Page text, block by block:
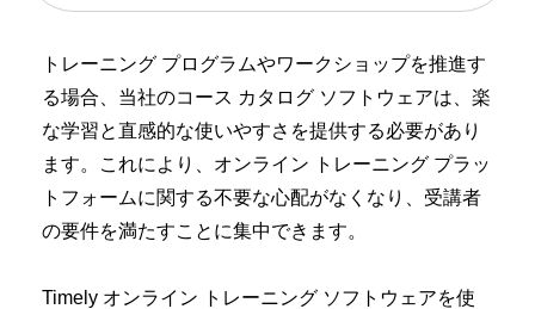
トレーニング プログラムやワークショップを推進す
る場合、当社のコース カタログ ソフトウェアは、楽
な学習と直感的な使いやすさを提供する必要があり
ます。これにより、オンライン トレーニング プラッ
トフォームに関する不要な心配がなくなり、受講者
の要件を満たすことに集中できます。
Timely オンライン トレーニング ソフトウェアを使